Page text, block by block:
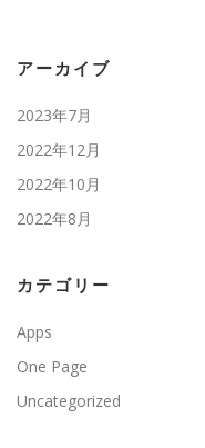
アーカイブ
2023年7月
2022年12月
2022年10月
2022年8月
カテゴリー
Apps
One Page
Uncategorized